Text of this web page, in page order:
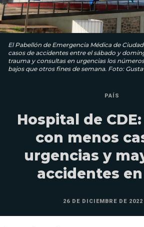
El Pabellón de Emergencia Médica de
casos de accidentes entre el sábado y
trauma y consultas en urgencias los
bajos que otros fines de semana. Foto:
PAÍS
Hospital de
con menos
urgencias y
accidentes
26 DE DICIEMBRE DE